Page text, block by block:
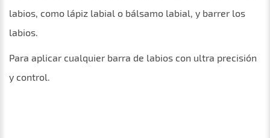
labios, como lápiz labial o bálsamo labial, y barrer los
labios.
Para aplicar cualquier barra de labios con ultra precisión
y control.